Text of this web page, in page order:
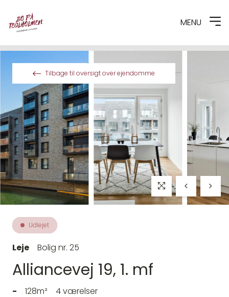
MENU
Tilbage til oversigt over ejendomme
Udlejet
Leje Bolig nr. 25
Alliancevej 19, 1. mf
- 128m² 4 værelser